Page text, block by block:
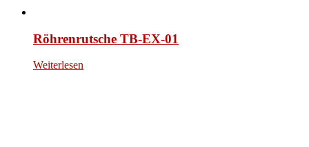
Röhrenrutsche TB-EX-01
Weiterlesen